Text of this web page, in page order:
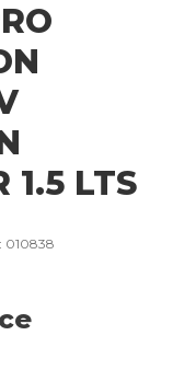
1.5 LTS
010838